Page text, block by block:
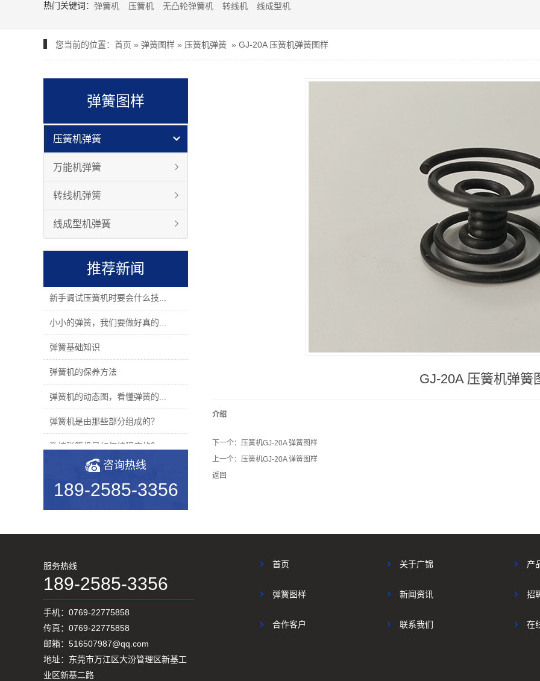
热门关键词： 弹簧机 压簧机 无凸轮弹簧机 转线机 线成型机
您当前的位置： 首页 » 弹簧图样 » 压簧机弹簧 » GJ-20A 压簧机弹簧图样
弹簧图样
压簧机弹簧
万能机弹簧
转线机弹簧
线成型机弹簧
推荐新闻
新手调试压簧机时要会什么技...
小小的弹簧，我们要做好真的...
弹簧基础知识
弹簧机的保养方法
弹簧机的动态图，看懂弹簧的...
弹簧机是由那些部分组成的？
数控弹簧机是如何编程序的？
2019年度无凸轮弹簧机十大品...
机械行业的宠儿——弹簧机
如何使弹簧机的使用寿命更长...
新手调试压簧机时要会什么技...
小小的弹簧，我们要做好真的...
咨询热线
189-2585-3356
GJ-20A 压簧机弹簧
介绍
下一个： 压簧机GJ-20A 弹簧图样
上一个： 压簧机GJ-20A 弹簧图样
返回
服务热线
189-2585-3356
手机：0769-22775858
传真：0769-22775858
邮箱：516507987@qq.com
地址：东莞市万江区大汾管理区新基工
业区新基二路
首页 关于广锦 产
弹簧图样 新闻资讯 招
合作客户 联系我们 在